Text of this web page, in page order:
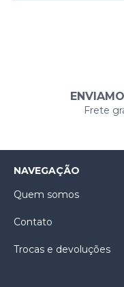
Frete
NAVEGAÇÃO
Quem somos
Contato
Trocas e devoluções